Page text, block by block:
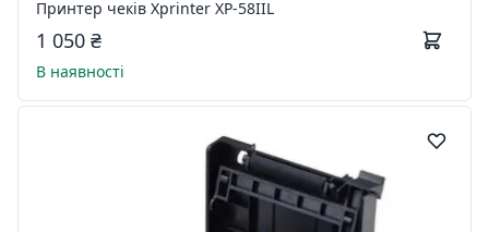
Принтер чеків Xprinter XP-58IIL
1 050 ₴
В наявності